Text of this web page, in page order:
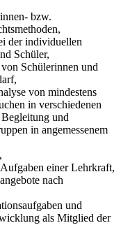
bzw.
der individuellen
Schüler,
Schülerinnen und
von mindestens
in verschiedenen
und
in angemessenem
einer Lehrkraft,
nach
und
als Mitglied der